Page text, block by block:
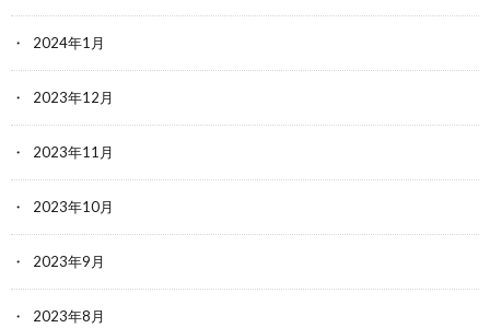
2024年1月
2023年12月
2023年11月
2023年10月
2023年9月
2023年8月